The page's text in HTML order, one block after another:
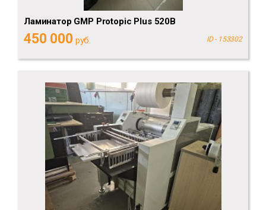
Ламинатор GMP Protopic Plus 520B
450 000 руб. ID - 153302